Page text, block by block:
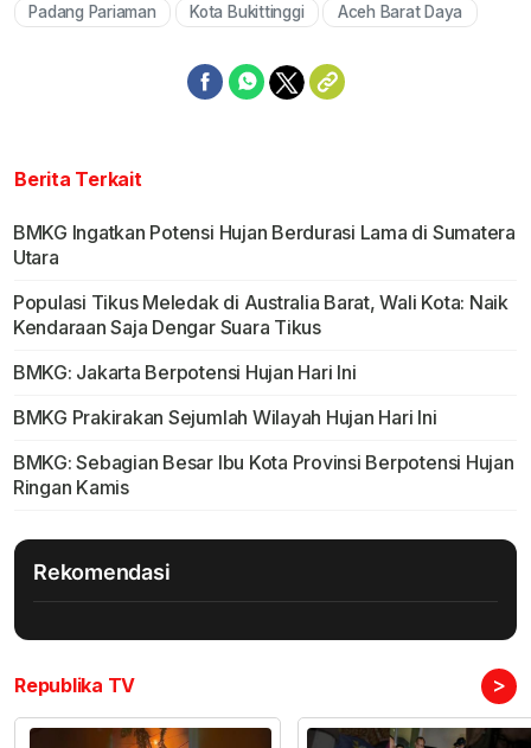
Padang Pariaman Kota Bukittinggi Aceh Barat Daya
Berita Terkait
BMKG Ingatkan Potensi Hujan Berdurasi Lama di Sumatera
Utara
Populasi Tikus Meledak di Australia Barat, Wali Kota: Naik
Kendaraan Saja Dengar Suara Tikus
BMKG: Jakarta Berpotensi Hujan Hari Ini
BMKG Prakirakan Sejumlah Wilayah Hujan Hari Ini
BMKG: Sebagian Besar Ibu Kota Provinsi Berpotensi Hujan
Ringan Kamis
Rekomendasi
Republika TV >